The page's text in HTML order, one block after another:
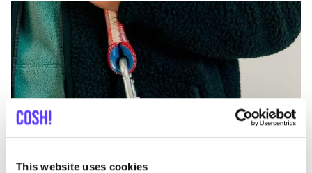
This website uses cookies